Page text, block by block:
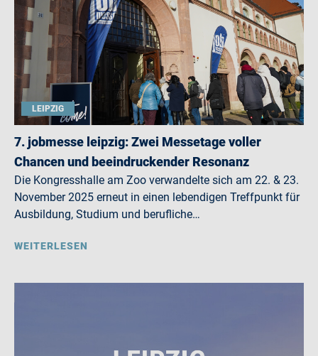
LEIPZIG
7. jobmesse leipzig: Zwei Messetage voller
Chancen und beeindruckender Resonanz
Die Kongresshalle am Zoo verwandelte sich am 22. & 23.
November 2025 erneut in einen lebendigen Treffpunkt für
Ausbildung, Studium und berufliche…
WEITERLESEN